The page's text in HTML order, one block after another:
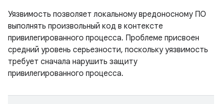
Уязвимость позволяет локальному вредоносному ПО
выполнять произвольный код в контексте
привилегированного процесса. Проблеме присвоен
средний уровень серьезности, поскольку уязвимость
требует сначала нарушить защиту
привилегированного процесса.